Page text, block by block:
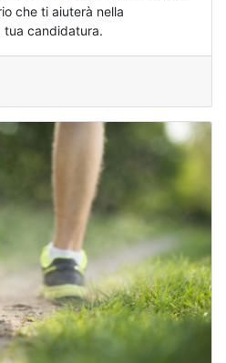
che ti aiuterà nella
tua candidatura.